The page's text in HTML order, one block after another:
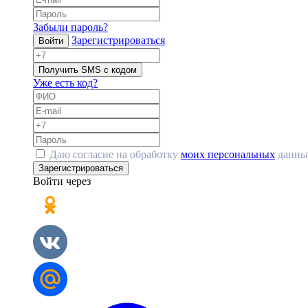
Забыли пароль?
Войти Зарегистрироваться
Получить SMS с кодом
Уже есть код?
Даю согласие на обработку моих персональных
Зарегистрироваться
Войти через